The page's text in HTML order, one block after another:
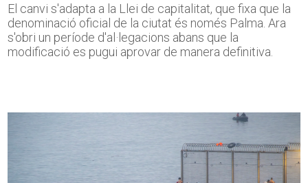
El canvi s'adapta a la Llei de capitalitat, que fixa que la
denominació oficial de la ciutat és només Palma. Ara
s'obri un període d'al·legacions abans que la
modificació es pugui aprovar de manera definitiva.